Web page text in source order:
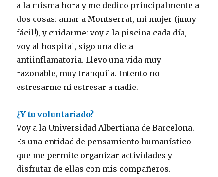
a la misma hora y me dedico principalmente a
dos cosas: amar a Montserrat, mi mujer (¡muy
fácil!), y cuidarme: voy a la piscina cada día,
voy al hospital, sigo una dieta
antiinflamatoria. Llevo una vida muy
razonable, muy tranquila. Intento no
estresarme ni estresar a nadie.
¿Y tu voluntariado?
Voy a la Universidad Albertiana de Barcelona.
Es una entidad de pensamiento humanístico
que me permite organizar actividades y
disfrutar de ellas con mis compañeros.